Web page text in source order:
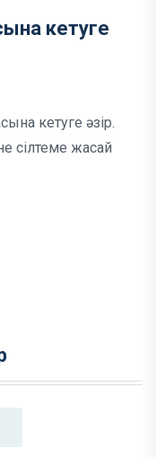
кетуге
кетуге әзір.
сілтеме жасай